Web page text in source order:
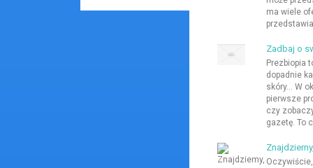
ma wiele
Zadbaj o
Prezbiopia
dopadnie
skóry... W
pierwsze
czy
gazetę. To